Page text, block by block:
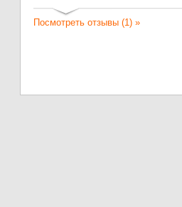
Посмотреть отзывы (1) »